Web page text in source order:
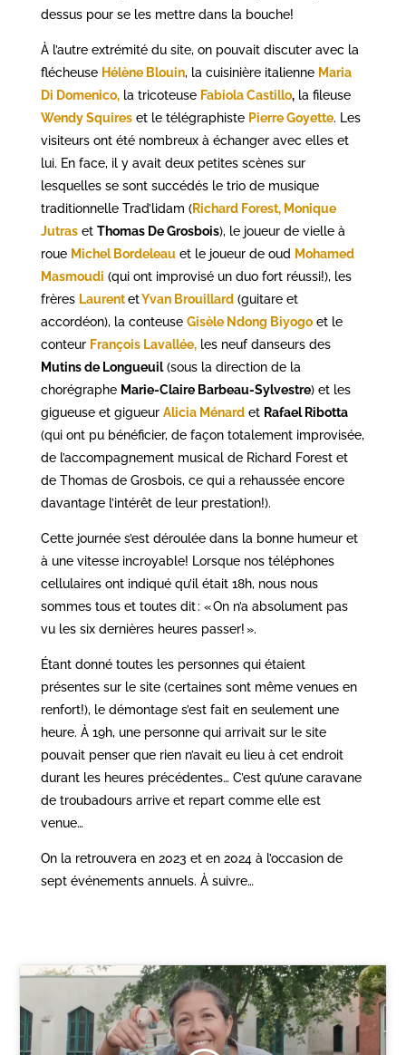
dessus pour se les mettre dans la bouche!
À l’autre extrémité du site, on pouvait discuter avec la
flécheuse Hélène Blouin, la cuisinière italienne Maria
Di Domenico,la tricoteuse Fabiola Castillo,la fileuse
Wendy Squireset le télégraphiste Pierre Goyette. Les
visiteurs ont été nombreux à échanger avec elles et
lui. En face, il y avait deux petites scènes sur
lesquelles se sont succédés le trio de musique
traditionnelle Trad’lidam (Richard Forest, Monique
Jutraset Thomas De Grosbois), le joueur de vielle à
roue Michel Bordeleau et le joueur de oud Mohamed
Masmoudi (qui ont improvisé un duo fort réussi!), les
frères LaurentetYvan Brouillard(guitare et
accordéon), la conteuse Gisèle Ndong Biyogoet le
conteur François Lavallée,les neuf danseurs des
Mutins de Longueuil(sous la direction de la
chorégraphe Marie-Claire Barbeau-Sylvestre) et les
gigueuse et gigueur Alicia Ménardet Rafael Ribotta
(qui ont pu bénéficier, de façon totalement improvisée,
de l’accompagnement musical de Richard Forest et
de Thomas de Grosbois, ce qui a rehaussée encore
davantage l’intérêt de leur prestation!).
Cette journée s’est déroulée dans la bonne humeur et
à une vitesse incroyable! Lorsque nos téléphones
cellulaires ont indiqué qu’il était 18h, nous nous
sommes tous et toutes dit : « On n’a absolument pas
vu les six dernières heures passer! ».
Étant donné toutes les personnes qui étaient
présentes sur le site (certaines sont même venues en
renfort!), le démontage s’est fait en seulement une
heure. À 19h, une personne qui arrivait sur le site
pouvait penser que rien n’avait eu lieu à cet endroit
durant les heures précédentes… C’est qu’une caravane
de troubadours arrive et repart comme elle est
venue…
On la retrouvera en 2023 et en 2024 à l’occasion de
sept événements annuels. À suivre…